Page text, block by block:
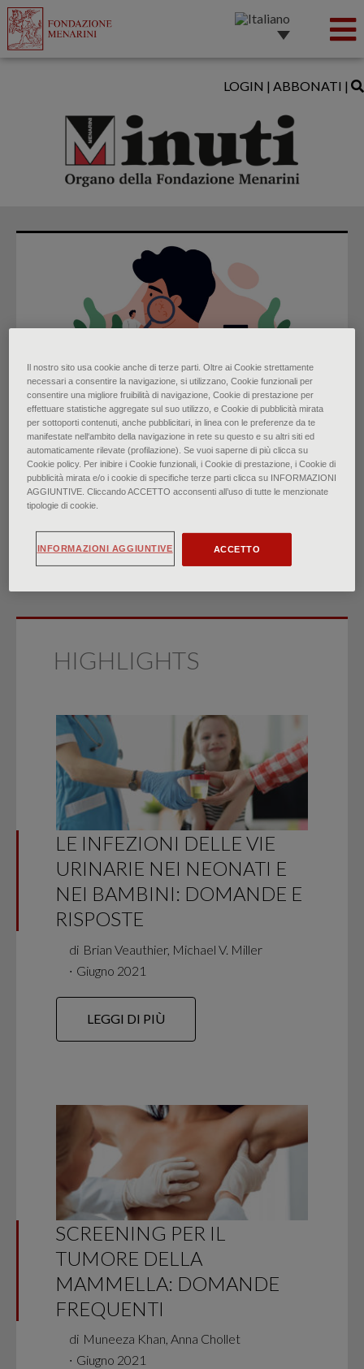
LOGIN | ABBONATI |
Rosacea: risposte alle
domande più comuni
di
Dr. Winfred Frazier, Dr.ssa Raquel K. Zemtsov, Dr. Yufei Ge
HIGHLIGHTS
LE INFEZIONI DELLE VIE
URINARIE NEI NEONATI E
NEI BAMBINI: DOMANDE E
RISPOSTE
di Brian Veauthier, Michael V. Miller
∙ Giugno 2021
LEGGI DI PIÙ
SCREENING PER IL
TUMORE DELLA
MAMMELLA: DOMANDE
FREQUENTI
di Muneeza Khan, Anna Chollet
∙ Giugno 2021
Il nostro sito usa cookie anche di terze parti. Oltre ai Cookie strettamente
necessari a consentire la navigazione, si utilizzano, Cookie funzionali per
consentire una migliore fruibilità di navigazione, Cookie di prestazione per
effettuare statistiche aggregate sul suo utilizzo, e Cookie di pubblicità mirata
per sottoporti contenuti, anche pubblicitari, in linea con le preferenze da te
manifestate nell‘ambito della navigazione in rete su questo e su altri siti ed
automaticamente rilevate (profilazione). Se vuoi saperne di più clicca su
Cookie policy. Per inibire i Cookie funzionali, i Cookie di prestazione, i Cookie di
pubblicità mirata e/o i cookie di specifiche terze parti clicca su INFORMAZIONI
AGGIUNTIVE. Cliccando ACCETTO acconsenti all’uso di tutte le menzionate
tipologie di cookie.
ACCETTO
INFORMAZIONI AGGIUNTIVE